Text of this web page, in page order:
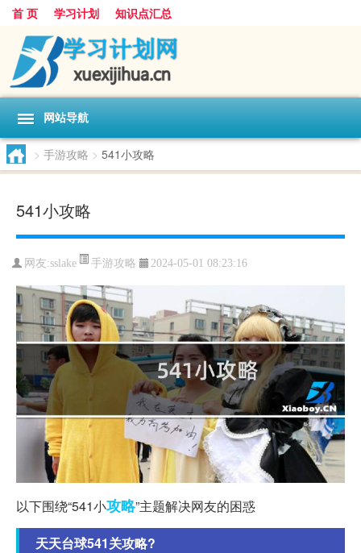
首 页 学习计划 知识点汇总
网站导航
> 手游攻略 > 541小攻略
541小攻略
网友:sslake 手游攻略 2024-05-01 08:23:16
以下围绕“541小攻略”主题解决网友的困惑
天天台球541关攻略?